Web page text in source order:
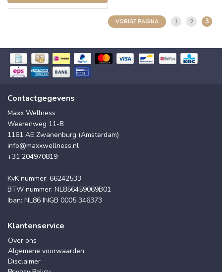
VORIGE PAGINA 1 2 3
Contactgegevens
Maxx Wellness
Weerenweg 11-B
1161 AE Zwanenburg (Amsterdam)
info@maxxwellness.nl
+31 204970819
KvK nummer: 66242533
BTW nummer: NL856459069B01
Iban: NL86 INGB 0005 346373
Klantenservice
Over ons
Algemene voorwaarden
Disclaimer